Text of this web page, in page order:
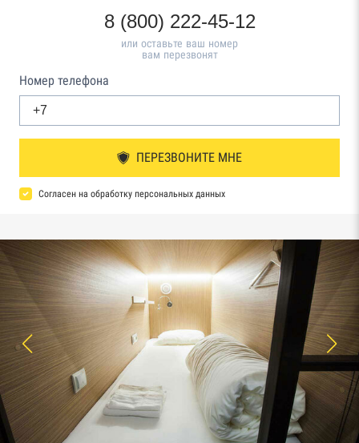
8 (800) 222-45-12
или оставьте ваш номер
вам перезвонят
Номер телефона
ПЕРЕЗВОНИТЕ МНЕ
Согласен на обработку персональных данных